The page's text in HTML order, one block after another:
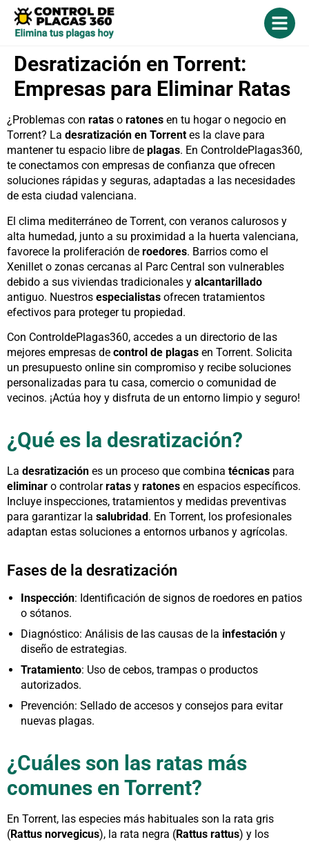
Desratización en Torrent:
Empresas para Eliminar Ratas
¿Problemas con ratas o ratones en tu hogar o negocio en
Torrent? La desratización en Torrent es la clave para
mantener tu espacio libre de plagas. En ControldePlagas360,
te conectamos con empresas de confianza que ofrecen
soluciones rápidas y seguras, adaptadas a las necesidades
de esta ciudad valenciana.
El clima mediterráneo de Torrent, con veranos calurosos y
alta humedad, junto a su proximidad a la huerta valenciana,
favorece la proliferación de roedores. Barrios como el
Xenillet o zonas cercanas al Parc Central son vulnerables
debido a sus viviendas tradicionales y alcantarillado
antiguo. Nuestros especialistas ofrecen tratamientos
efectivos para proteger tu propiedad.
Con ControldePlagas360, accedes a un directorio de las
mejores empresas de control de plagas en Torrent. Solicita
un presupuesto online sin compromiso y recibe soluciones
personalizadas para tu casa, comercio o comunidad de
vecinos. ¡Actúa hoy y disfruta de un entorno limpio y seguro!
¿Qué es la desratización?
La desratización es un proceso que combina técnicas para
eliminar o controlarratas y ratones en espacios específicos.
Incluye inspecciones, tratamientos y medidas preventivas
para garantizar la salubridad. En Torrent, los profesionales
adaptan estas soluciones a entornos urbanos y agrícolas.
Fases de la desratización
Inspección: Identificación de signos de roedores en patios
o sótanos.
Diagnóstico: Análisis de las causas de la infestación y
diseño de estrategias.
Tratamiento: Uso de cebos, trampas o productos
autorizados.
Prevención: Sellado de accesos y consejos para evitar
nuevas plagas.
¿Cuáles son las ratas más
comunes en Torrent?
En Torrent, las especies más habituales son la rata gris
(Rattus norvegicus), la rata negra (Rattus rattus) y los